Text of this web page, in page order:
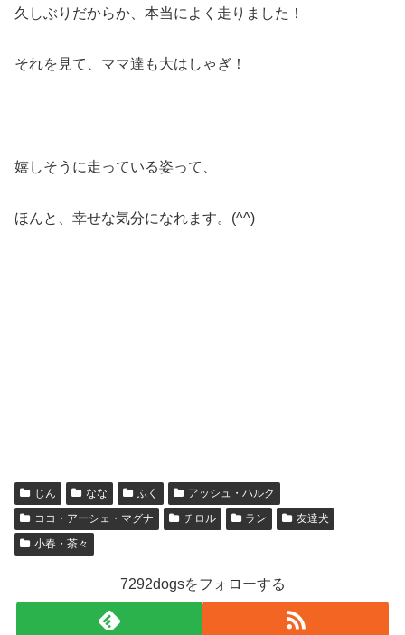
久しぶりだからか、本当によく走りました！
それを見て、ママ達も大はしゃぎ！
嬉しそうに走っている姿って、
ほんと、幸せな気分になれます。(^^)
じん なな ふく
アッシュ・ハルク
ココ・アーシェ・マグナ
チロル ラン
友達犬
小春・茶々
7292dogsをフォローする